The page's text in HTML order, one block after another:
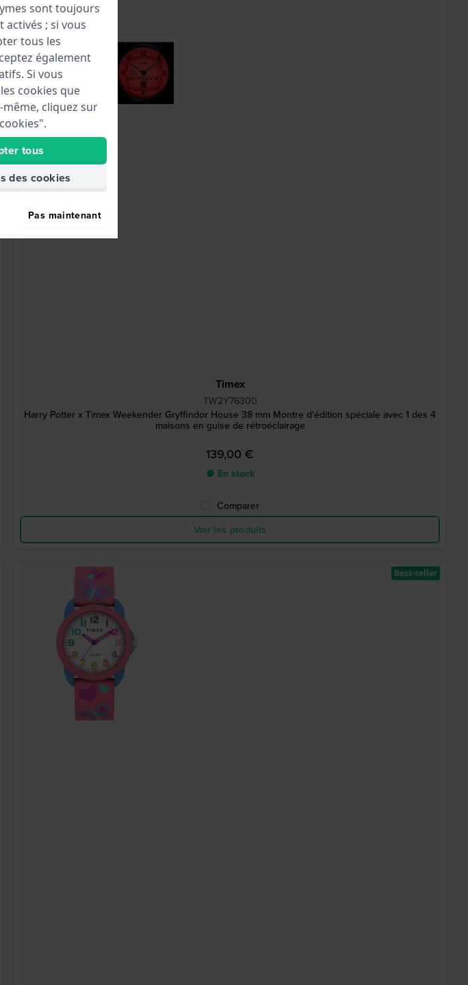
Timex
TW2Y76300
Harry Potter x Timex Weekender Gryffindor House 38 mm Montre d'édition spéciale avec 1 des 4
maisons en guise de rétroéclairage
139,00 €
● En stock
Comparer
Voir les produits
Best-seller
sont toujours
; si vous
tous les
également
Si vous
cookies que
cliquez sur
tous
des cookies
Pas maintenant